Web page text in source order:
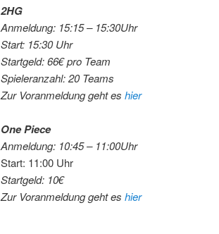
2HG
Anmeldung: 15:15 – 15:30Uhr
Start: 15:30 Uhr
Startgeld: 66€pro Team
Spieleranzahl: 20 Teams
Zur Voranmeldung geht es hier
One Piece
Anmeldung: 10:45 – 11:00Uhr
Start: 11:00 Uhr
Startgeld: 10€
Zur Voranmeldung geht es hier